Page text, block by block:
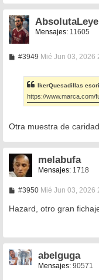
e
Mensajes: 11605
#3949M
a
j
e
Mié Jun 03, 2026
IkerQuesadillas
https://www.marca.com/
Otra muestra de
melabufa
Mensajes: 1718
#3950M
n
e
Mié Jun 03, 2026
Hazard, otro gran
abelguga
Mensajes: 90571